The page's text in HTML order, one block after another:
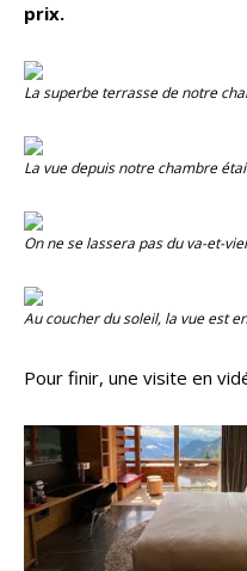
prix.
La superbe terrasse de notre
La vue depuis notre chambre
On ne se lassera pas du va-et-
Au coucher du soleil, la vue est
Pour finir, une visite en